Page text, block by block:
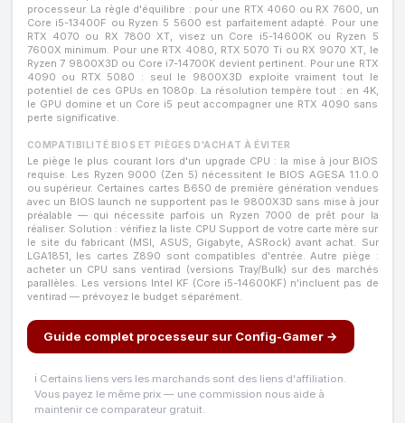
processeur. La règle d'équilibre : pour une RTX 4060 ou RX 7600, un
Core i5-13400F ou Ryzen 5 5600 est parfaitement adapté. Pour une
RTX 4070 ou RX 7800 XT, visez un Core i5-14600K ou Ryzen 5
7600X minimum. Pour une RTX 4080, RTX 5070 Ti ou RX 9070 XT, le
Ryzen 7 9800X3D ou Core i7-14700K devient pertinent. Pour une RTX
4090 ou RTX 5080 : seul le 9800X3D exploite vraiment tout le
potentiel de ces GPUs en 1080p. La résolution tempère tout : en 4K,
le GPU domine et un Core i5 peut accompagner une RTX 4090 sans
perte significative.
COMPATIBILITÉ BIOS ET PIÈGES D'ACHAT À ÉVITER
Le piège le plus courant lors d'un upgrade CPU : la mise à jour BIOS
requise. Les Ryzen 9000 (Zen 5) nécessitent le BIOS AGESA 1.1.0.0
ou supérieur. Certaines cartes B650 de première génération vendues
avec un BIOS launch ne supportent pas le 9800X3D sans mise à jour
préalable — qui nécessite parfois un Ryzen 7000 de prêt pour la
réaliser. Solution : vérifiez la liste CPU Support de votre carte mère sur
le site du fabricant (MSI, ASUS, Gigabyte, ASRock) avant achat. Sur
LGA1851, les cartes Z890 sont compatibles d'entrée. Autre piège :
acheter un CPU sans ventirad (versions Tray/Bulk) sur des marchés
parallèles. Les versions Intel KF (Core i5-14600KF) n'incluent pas de
ventirad — prévoyez le budget séparément.
Guide complet processeur sur Config-Gamer →
ℹ️ Certains liens vers les marchands sont des liens d'affiliation.
Vous payez le même prix — une commission nous aide à
maintenir ce comparateur gratuit.